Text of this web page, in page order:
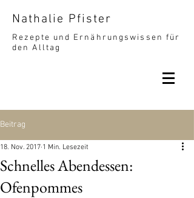
Nathalie Pfister
Rezepte und Ernährungswissen für
den Alltag
Beitrag
Schnelles Abendessen:
Ofenpommes
18. Nov. 2017 1 Min. Lesezeit